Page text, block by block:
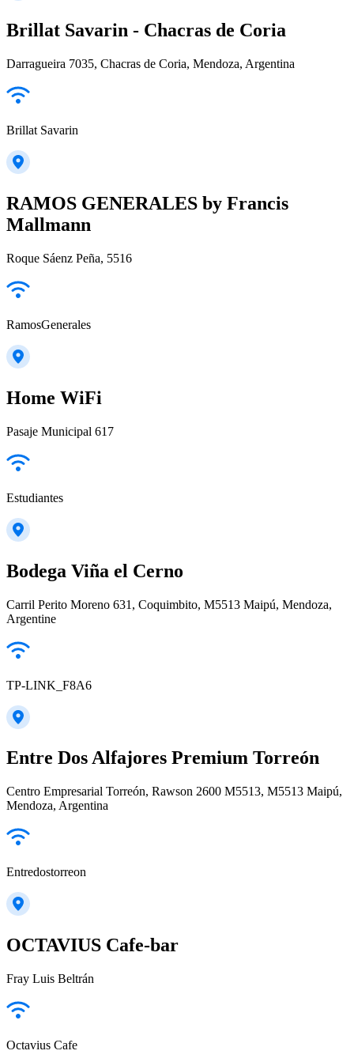
Brillat Savarin - Chacras de Coria
Darragueira 7035, Chacras de Coria, Mendoza, Argentina
Brillat Savarin
RAMOS GENERALES by Francis
Mallmann
Roque Sáenz Peña, 5516
RamosGenerales
Home WiFi
Pasaje Municipal 617
Estudiantes
Bodega Viña el Cerno
Carril Perito Moreno 631, Coquimbito, M5513 Maipú, Mendoza,
Argentine
TP-LINK_F8A6
Entre Dos Alfajores Premium Torreón
Centro Empresarial Torreón, Rawson 2600 M5513, M5513 Maipú,
Mendoza, Argentina
Entredostorreon
OCTAVIUS Cafe-bar
Fray Luis Beltrán
Octavius Cafe